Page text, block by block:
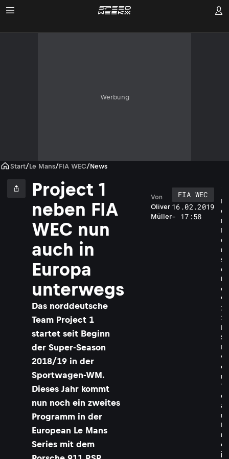
Werbung
Start/Le Mans/FIA WEC/News
Project 1
neben FIA
WEC nun
auch in
Europa
unterwegs
Das norddeutsche
Team Project 1
startet seit Beginn
der Super-Season
2018/19 in der
Sportwagen-WM.
Dieses Jahr kommt
nun noch ein zweites
Programm in der
European Le Mans
Series mit dem
Oliver
Müller
Von
FIA WEC
16.02.2019
- 17:58
D
e
r
P
o
r
s
c
h
e
9
1
1
R
S
R
v
o
m
T
e
a
m
P
r
o
j